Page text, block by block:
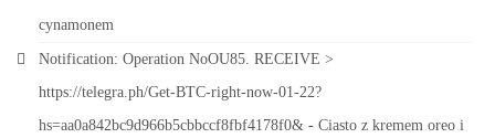
cynamonem
Notification: Operation NoOU85. RECEIVE >
https://telegra.ph/Get-BTC-right-now-01-22?
hs=aa0a842bc9d966b5cbbccf8fbf4178f0& - Ciasto z kremem oreo i